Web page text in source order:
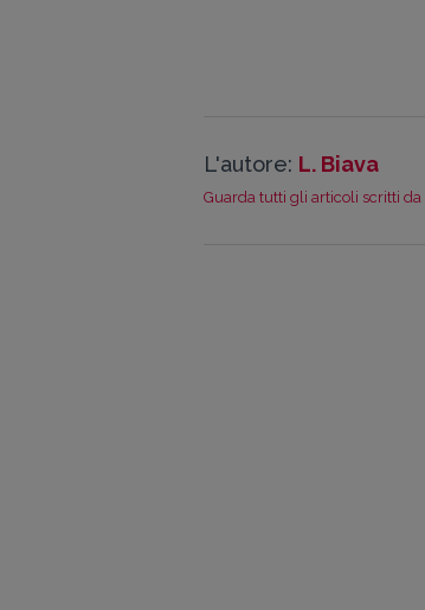
L'autore: L. Biava
Guarda tutti gli articoli scritti da